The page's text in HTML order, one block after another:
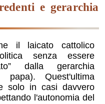
il laicato cattolico
senza essere
dalla gerarchia
papa). Quest'ultima
solo in casi davvero
l'autonomia del